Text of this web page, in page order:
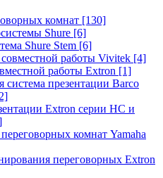
комнат [130]
Shure [6]
Shure Stem [6]
работы Vivitek [4]
работы Extron [1]
система презентации Barco
Extron серии HC и
комнат Yamaha
переговорных Extron